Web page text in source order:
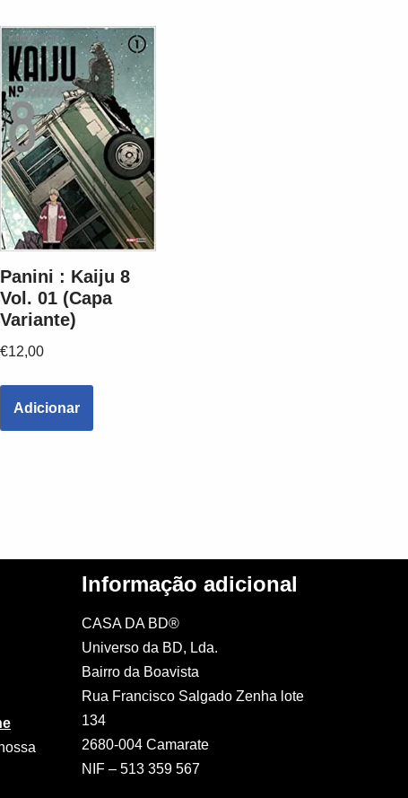
Panini : Kaiju 8
Vol. 01 (Capa
Variante)
€12,00
Adicionar
Informação adicional
CASA DA BD®
Universo da BD, Lda.
Bairro da Boavista
Rua Francisco Salgado Zenha lote
134
2680-004 Camarate
NIF – 513 359 567